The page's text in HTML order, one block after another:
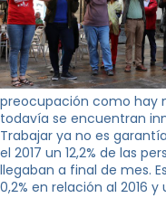
preocupación como hay
todavía se encuentran
Trabajar ya no es
el 2017 un 12,2% de las
llegaban a final de mes.
0,2% en relación al 2016